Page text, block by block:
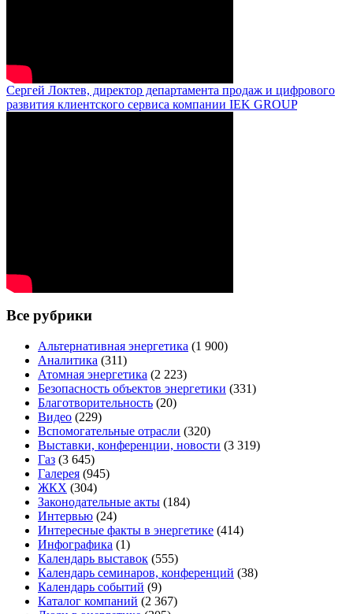
Сергей Локтев, директор департамента продаж и цифрового
развития клиентского сервиса компании IEK GROUP
Все рубрики
Альтернативная энергетика (1 900)
Аналитика (311)
Атомная энергетика (2 223)
Безопасность объектов энергетики (331)
Благотворительность (20)
Видео (229)
Вспомогательные отрасли (320)
Выставки, конференции, новости (3 319)
Газ (3 645)
Галерея (945)
ЖКХ (304)
Законодательные акты (184)
Интервью (24)
Интересные факты в энергетике (414)
Инфографика (1)
Календарь выставок (555)
Календарь семинаров, конференций (38)
Календарь событий (9)
Каталог компаний (2 367)